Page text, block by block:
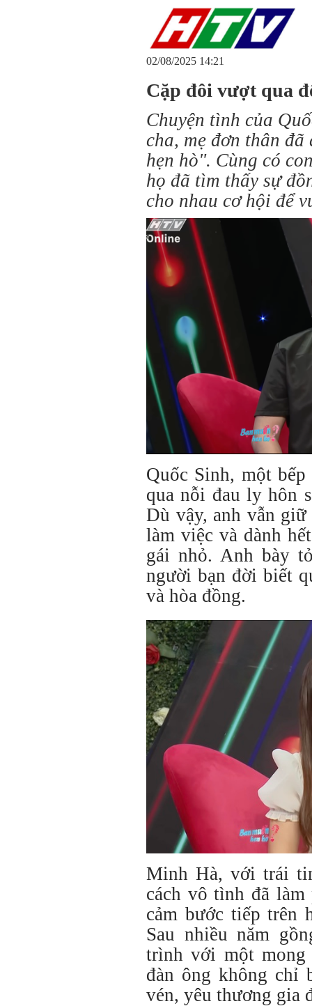
02/08/2025 14:21
Cặp đôi vượt qua
Chuyện tình của
cha, mẹ đơn thân
hẹn hò". Cùng có
họ đã tìm thấy sự
cho nhau cơ hội để
Quốc Sinh, một
qua nỗi đau ly hôn
Dù vậy, anh vẫn
làm việc và dành
gái nhỏ. Anh bày
người bạn đời biết
và hòa đồng.
Minh Hà, với trái
cách vô tình đã
cảm bước tiếp trên
Sau nhiều năm
trình với một
đàn ông không chỉ
vén, yêu thương gia